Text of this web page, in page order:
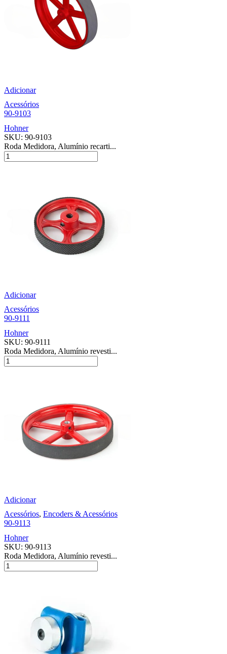
Adicionar
Acessórios
90-9103
Hohner
SKU: 90-9103
Roda Medidora, Alumínio recarti...
Adicionar
Acessórios
90-9111
Hohner
SKU: 90-9111
Roda Medidora, Alumínio revesti...
Adicionar
Acessórios, Encoders & Acessórios
90-9113
Hohner
SKU: 90-9113
Roda Medidora, Alumínio revesti...